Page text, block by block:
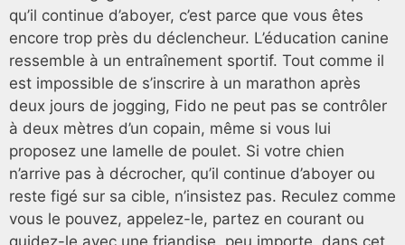
qu’il continue d’aboyer, c’est parce que vous êtes
encore trop près du déclencheur. L’éducation canine
ressemble à un entraînement sportif. Tout comme il
est impossible de s’inscrire à un marathon après
deux jours de jogging, Fido ne peut pas se contrôler
à deux mètres d’un copain, même si vous lui
proposez une lamelle de poulet. Si votre chien
n’arrive pas à décrocher, qu’il continue d’aboyer ou
reste figé sur sa cible, n’insistez pas. Reculez comme
vous le pouvez, appelez-le, partez en courant ou
guidez-le avec une friandise, peu importe, dans cet